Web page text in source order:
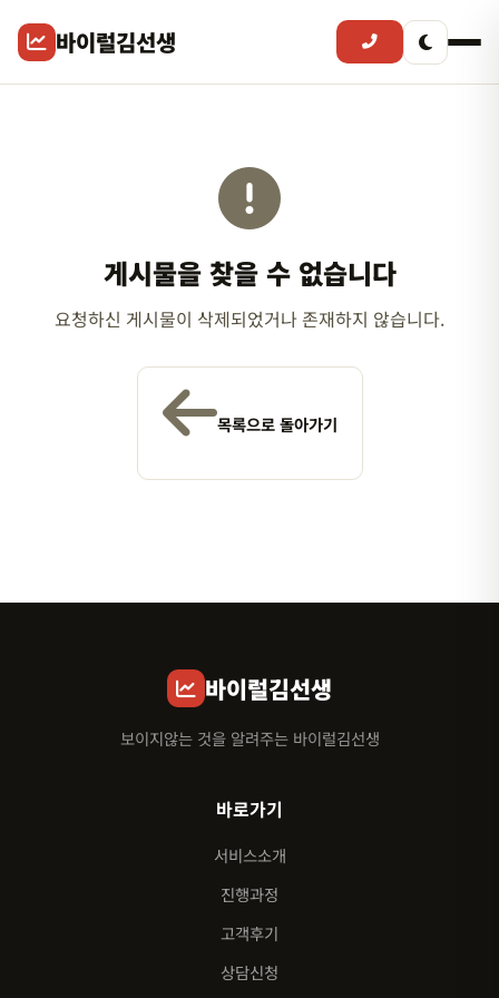
바이럴김선생
게시물을 찾을 수 없습니다
요청하신 게시물이 삭제되었거나 존재하지 않습니다.
목록으로 돌아가기
바이럴김선생
보이지않는 것을 알려주는 바이럴김선생
바로가기
서비스소개
진행과정
고객후기
상담신청